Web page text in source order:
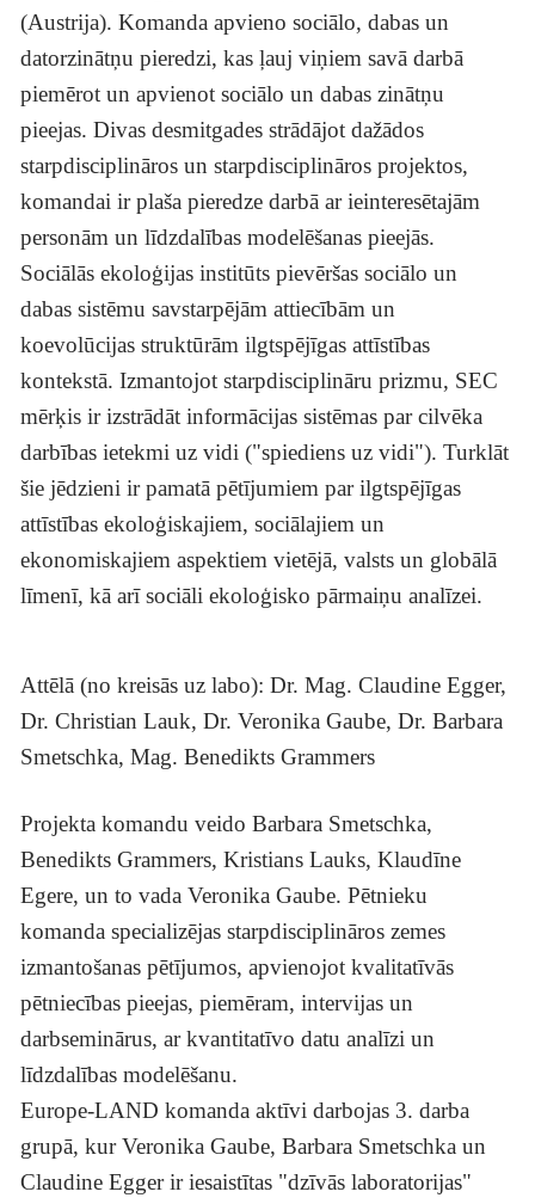
(Austrija). Komanda apvieno sociālo, dabas un
datorzinātņu pieredzi, kas ļauj viņiem savā darbā
piemērot un apvienot sociālo un dabas zinātņu
pieejas. Divas desmitgades strādājot dažādos
starpdisciplināros un starpdisciplināros projektos,
komandai ir plaša pieredze darbā ar ieinteresētajām
personām un līdzdalības modelēšanas pieejās.
Sociālās ekoloģijas institūts pievēršas sociālo un
dabas sistēmu savstarpējām attiecībām un
koevolūcijas struktūrām ilgtspējīgas attīstības
kontekstā. Izmantojot starpdisciplināru prizmu, SEC
mērķis ir izstrādāt informācijas sistēmas par cilvēka
darbības ietekmi uz vidi ("spiediens uz vidi"). Turklāt
šie jēdzieni ir pamatā pētījumiem par ilgtspējīgas
attīstības ekoloģiskajiem, sociālajiem un
ekonomiskajiem aspektiem vietējā, valsts un globālā
līmenī, kā arī sociāli ekoloģisko pārmaiņu analīzei.
Attēlā (no kreisās uz labo): Dr. Mag. Claudine Egger,
Dr. Christian Lauk, Dr. Veronika Gaube, Dr. Barbara
Smetschka, Mag. Benedikts Grammers
Projekta komandu veido Barbara Smetschka,
Benedikts Grammers, Kristians Lauks, Klaudīne
Egere, un to vada Veronika Gaube. Pētnieku
komanda specializējas starpdisciplināros zemes
izmantošanas pētījumos, apvienojot kvalitatīvās
pētniecības pieejas, piemēram, intervijas un
darbseminārus, ar kvantitatīvo datu analīzi un
līdzdalības modelēšanu.
Europe-LAND komanda aktīvi darbojas 3. darba
grupā, kur Veronika Gaube, Barbara Smetschka un
Claudine Egger ir iesaistītas "dzīvās laboratorijas"